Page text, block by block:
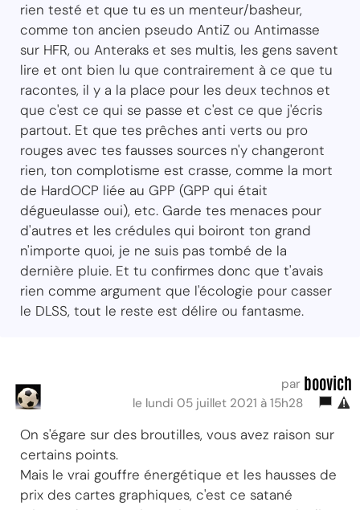
rien testé et que tu es un menteur/basheur,
comme ton ancien pseudo AntiZ ou Antimasse
sur HFR, ou Anteraks et ses multis, les gens savent
lire et ont bien lu que contrairement à ce que tu
racontes, il y a la place pour les deux technos et
que c'est ce qui se passe et c'est ce que j'écris
partout. Et que tes prêches anti verts ou pro
rouges avec tes fausses sources n'y changeront
rien, ton complotisme est crasse, comme la mort
de HardOCP liée au GPP (GPP qui était
dégueulasse oui), etc. Garde tes menaces pour
d'autres et les crédules qui boiront ton grand
n'importe quoi, je ne suis pas tombé de la
dernière pluie. Et tu confirmes donc que t'avais
rien comme argument que l'écologie pour casser
le DLSS, tout le reste est délire ou fantasme.
par boovich
le lundi 05 juillet 2021 à 15h28
On s'égare sur des broutilles, vous avez raison sur
certains points.
Mais le vrai gouffre énergétique et les hausses de
prix des cartes graphiques, c'est ce satané